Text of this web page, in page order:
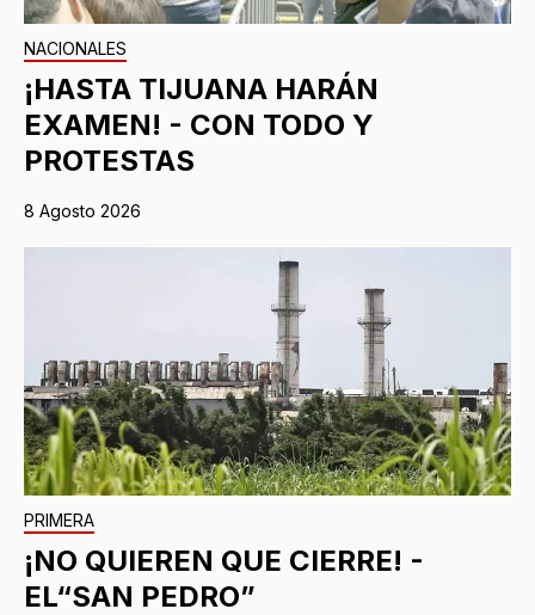
NACIONALES
¡HASTA TIJUANA HARÁN
EXAMEN! - CON TODO Y
PROTESTAS
8 Agosto 2026
PRIMERA
¡NO QUIEREN QUE CIERRE! -
EL“SAN PEDRO”